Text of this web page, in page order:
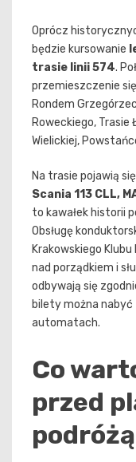
Oprócz
będzie kursowanie
trasie linii 574.
przemieszczenie
Rondem
Roweckiego, Trasie
Wielickiej,
Na trasie pojawią
Scania 113 CLL,
to kawałek historii
Obsługę
Krakowskiego
nad porządkiem i
odbywają się
bilety można nabyć
automatach.
Co
przed